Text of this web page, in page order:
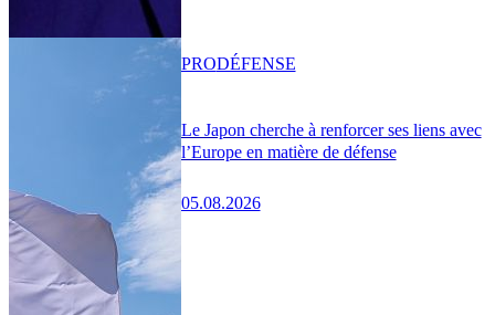
Le Japon cherche à renforcer ses liens avec
l’Europe en matière de défense
05.08.2026
PRODÉFENSE